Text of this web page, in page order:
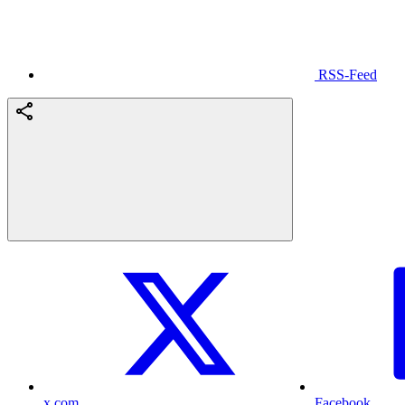
RSS-Feed